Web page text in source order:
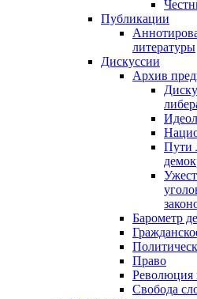
Публикации
литературы
Дискуссии
Архив
Пути
Барометр
Право
Революция
Свобода